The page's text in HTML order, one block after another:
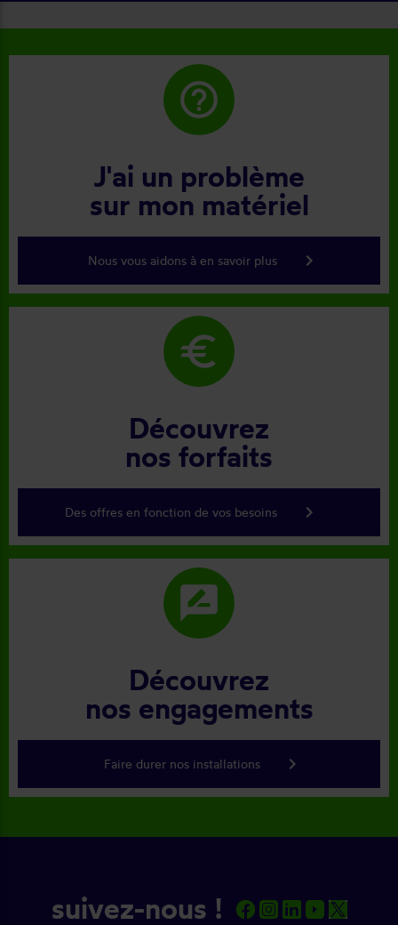
help_outline
J'ai un problème
sur mon matériel
Nous vous aidons à en savoir plus keyboard_arrow_right
euro
Découvrez
nos forfaits
Des offres en fonction de vos besoins keyboard_arrow_right
rate_review
Découvrez
nos engagements
Faire durer nos installations keyboard_arrow_right
suivez-nous !